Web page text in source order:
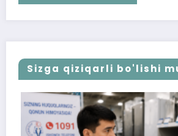
Sizga qiziqarli bo'lishi